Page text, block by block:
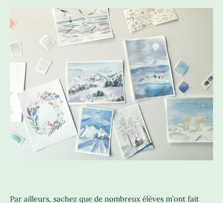
Par ailleurs, sachez que de nombreux élèves m’ont fait